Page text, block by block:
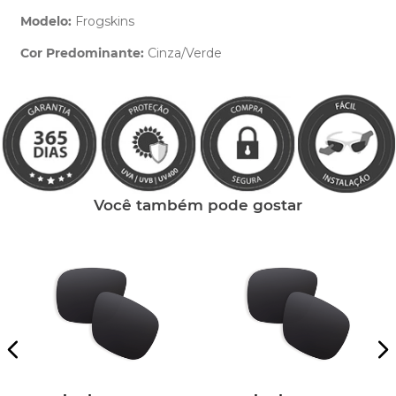
Modelo: Frogskins
Cor Predominante: Cinza/Verde
Você também pode gostar